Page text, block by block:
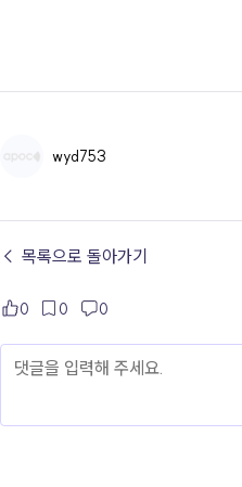
wyd753
← 목록으로 돌아가기
0 0 0